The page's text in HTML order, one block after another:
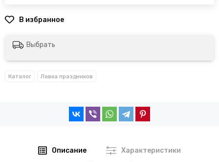
Выбрать
Каталог Лавка праздников
Описание Характеристики